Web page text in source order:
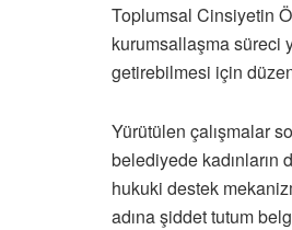
Toplumsal Cinsiyetin
kurumsallaşma süreci
getirebilmesi için
Yürütülen çalışmalar
belediyede kadınların
hukuki destek
adına şiddet tutum